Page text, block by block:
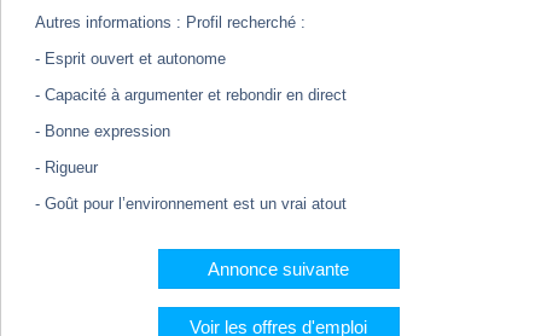
Autres informations : Profil recherché :
- Esprit ouvert et autonome
- Capacité à argumenter et rebondir en direct
- Bonne expression
- Rigueur
- Goût pour l’environnement est un vrai atout
Annonce suivante
Voir les offres d'emploi